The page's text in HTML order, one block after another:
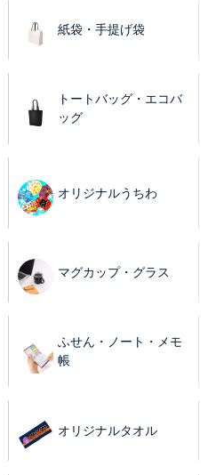
紙袋・手提げ袋
トートバッグ・エコバ
ッグ
オリジナルうちわ
マグカップ・グラス
ふせん・ノート・メモ
帳
オリジナルタオル